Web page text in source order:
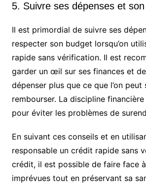
5. Suivre ses dépenses et
Il est primordial de suivre ses
respecter son budget lorsqu’on
rapide sans vérification. Il est
garder un œil sur ses finances et
dépenser plus que ce que l’on
rembourser. La discipline
pour éviter les problèmes de
En suivant ces conseils et en
responsable un crédit rapide sans
crédit, il est possible de faire face
imprévues tout en préservant sa